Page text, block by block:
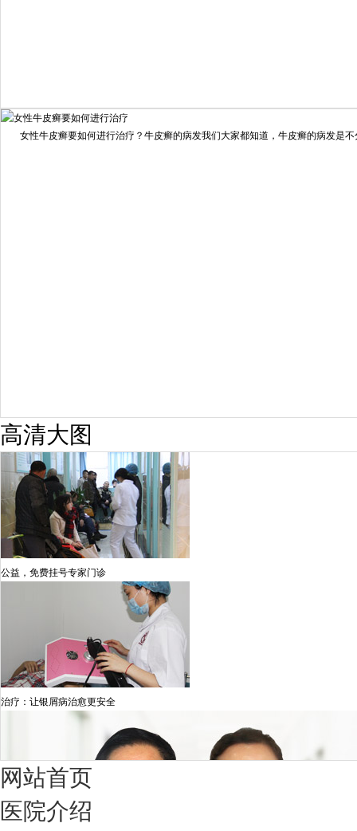
我要咨询 我要预约
女性牛皮癣要如何进行治疗？牛皮癣的病发我们大家都知道，牛皮癣的病发是不
高清大图
公益，免费挂号专家门诊
治疗：让银屑病治愈更安全
网站首页
医院介绍